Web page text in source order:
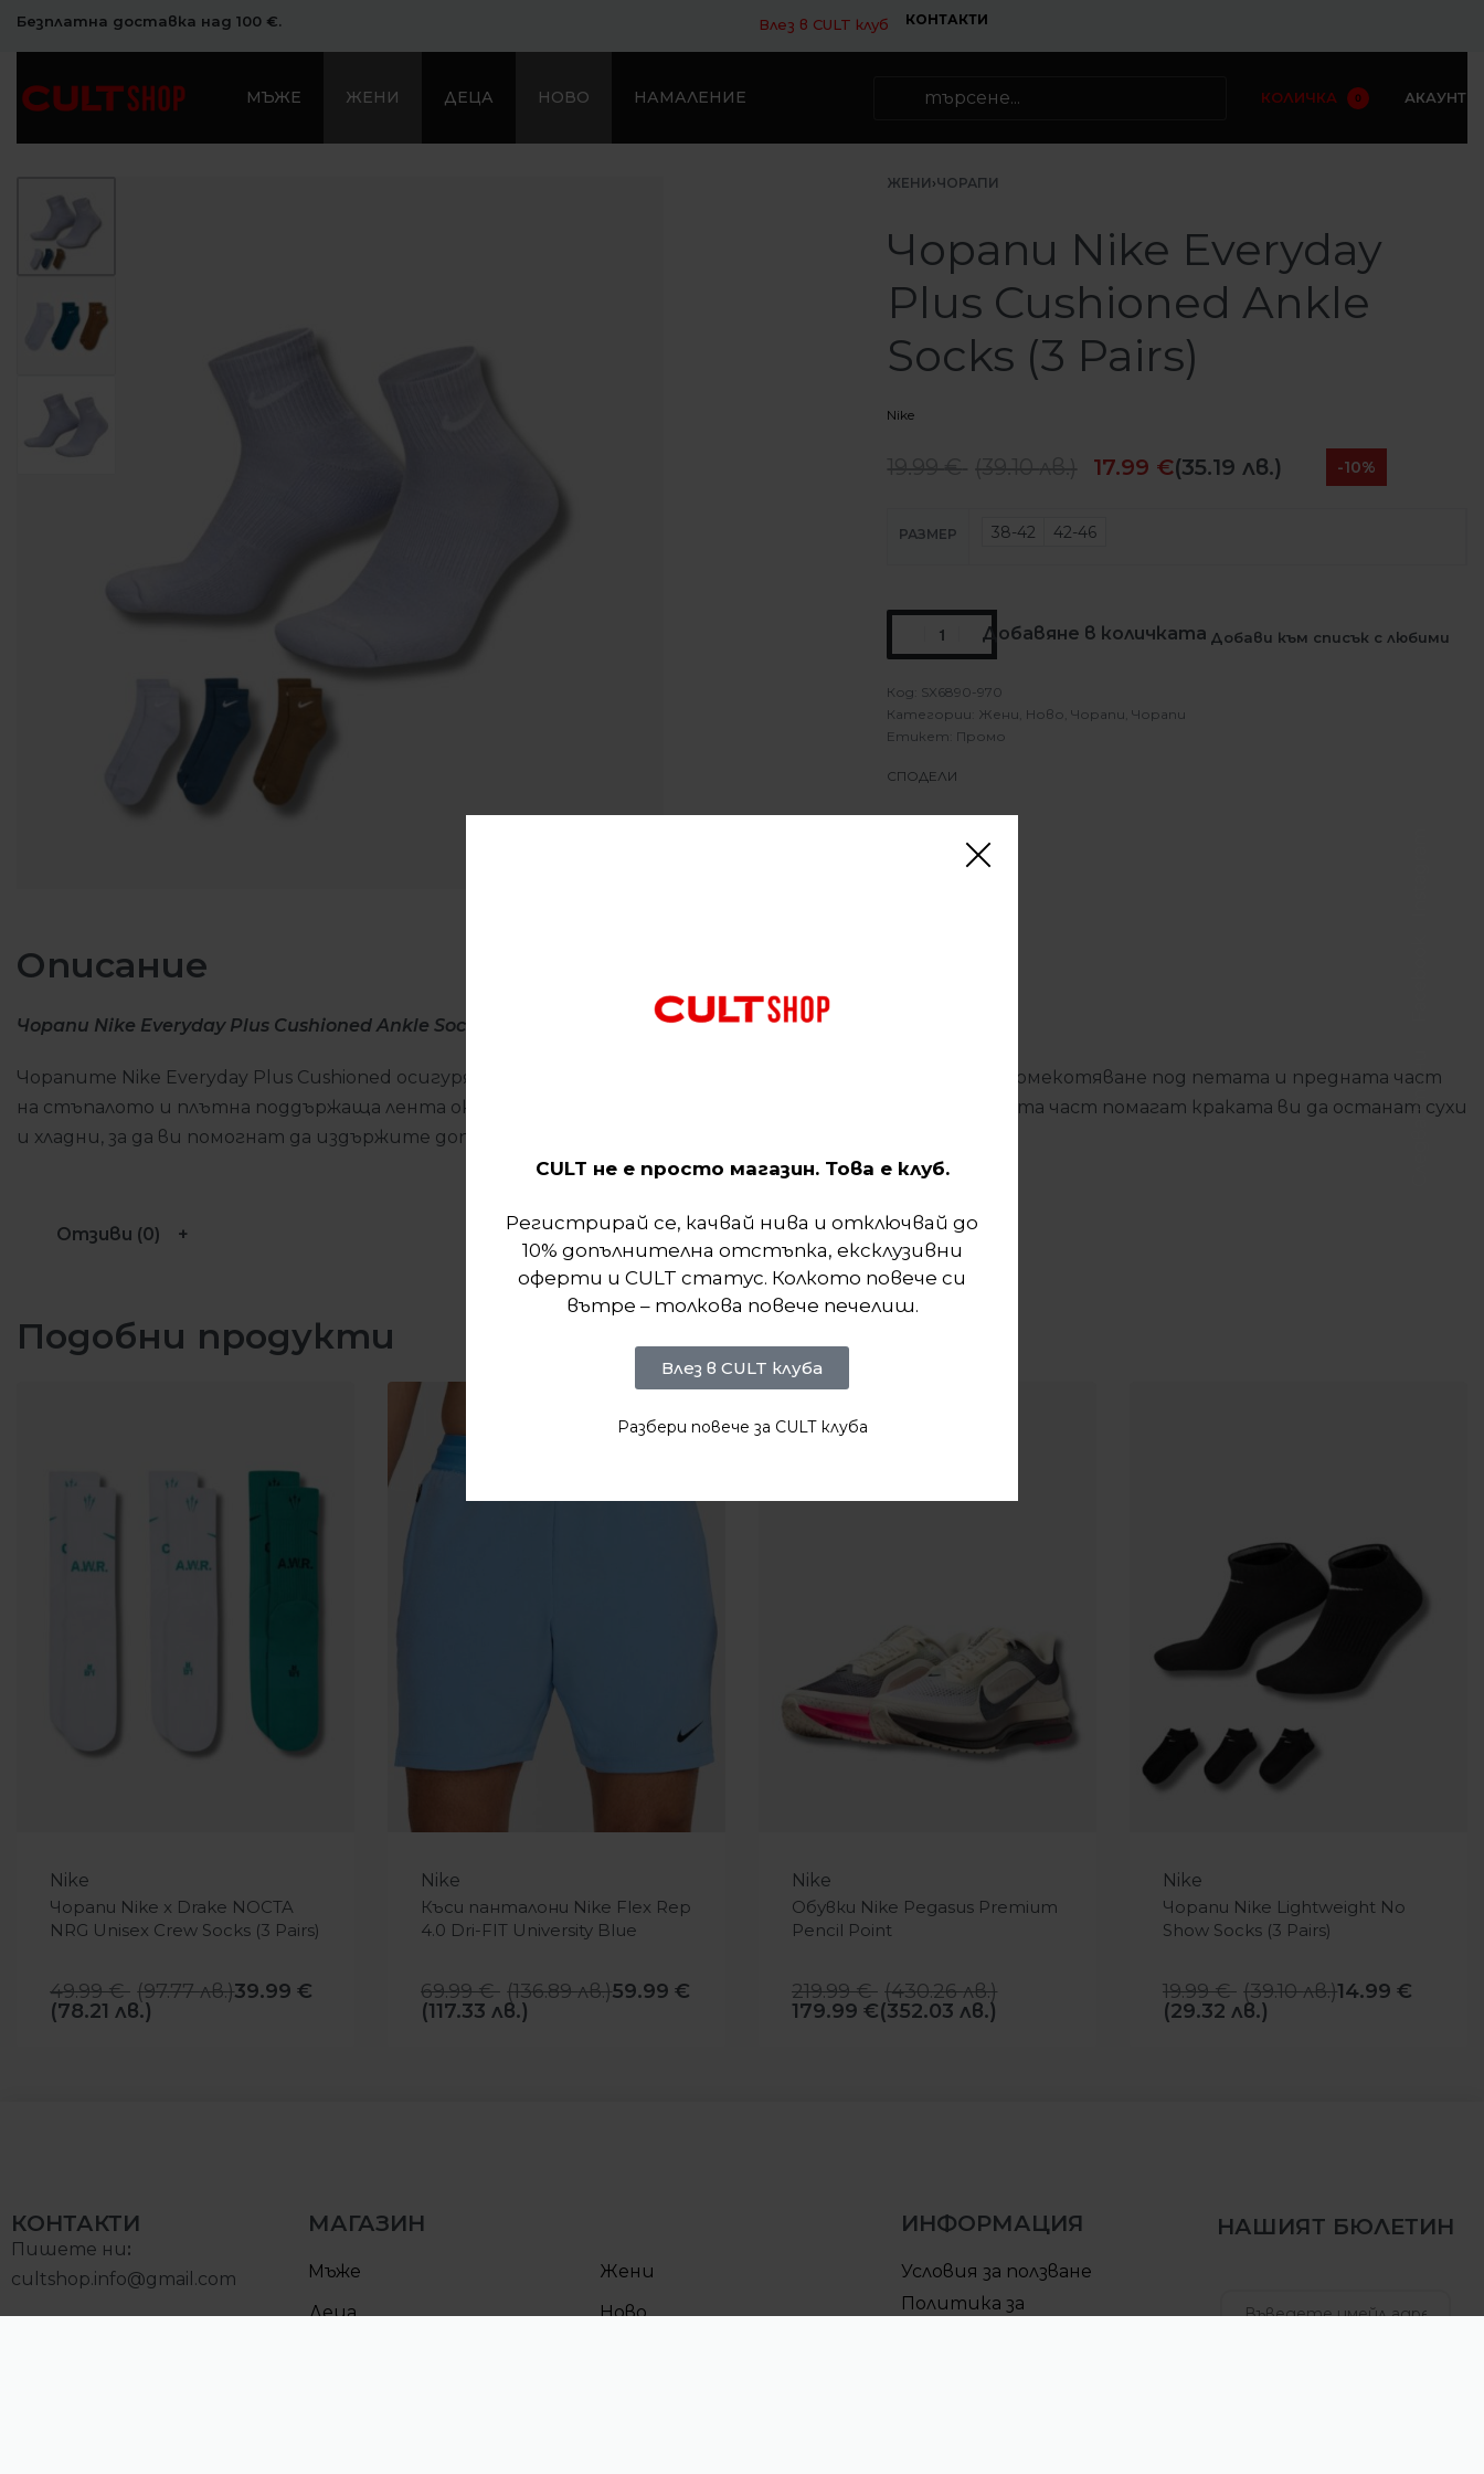
Безплатна доставка над 100 €. Влез в CULT клуб КОНТАКТИ
МЪЖЕ ЖЕНИ ДЕЦА НОВО НАМАЛЕНИЕ КОЛИЧКА 0 АКАУНТ
ЖЕНИ ›ЧОРАПИ
Чорапи Nike Everyday
Plus Cushioned Ankle
Socks (3 Pairs)
Nike
17.99 €(35.19 лв.) -10%
РАЗМЕР 38-42 42-46
Добавяне в количката Добави към списък с любими
SX6890-970
Категории: Жени Ново ,Чорапи ,Чорапи
Етикет: Промо
СПОДЕЛИ
Описание
Чорапи Nike Everyday Plus Cushioned Ankle Socks (3 Pairs)
Чорапите Nike Everyday Plus Cushioned осигуряват комфорт по време на тренировка. Допълнително омекотяване под петата и предната част
на стъпалото и плътна поддържаща лента около свода. Отвеждането на потта и дишането в горната част помагат краката ви да останат сухи
и хладни, за да ви помогнат да издържите допълнителните тренировки.
Отзиви (0)
Подобни продукти
Nike
Чорапи Nike x Drake NOCTA
NRG Unisex Crew Socks (3 Pairs)
49.99€ (97.77лв.)39.99€
(78.21 лв.)
Nike
Къси панталони Nike Flex Rep
4.0 Dri-FIT University Blue
69.99€ (136.89лв.)59.99€
(117.33 лв.)
Nike
Обувки Nike Pegasus Premium
Pencil Point
219.99€ (430.26лв.)
179.99 €(352.03 лв.)
Nike
Чорапи Nike Lightweight No
Show Socks (3 Pairs)
19.99€ (39.10лв.)14.99€
(29.32 лв.)
КОНТАКТИ
Пишете ни:
cultshop.info@gmail.com
МАГАЗИН
Мъже
Жени
Деца
Ново
ИНФОРМАЦИЯ
Условия за ползване
Политика за
НАШИЯТ БЮЛЕТИН
Следвайте ни
CULT не е просто магазин. Това е клуб.
Регистрирай се, качвай нива и отключвай до
10% допълнителна отстъпка, ексклузивни
оферти и CULT статус. Колкото повече си
вътре – толкова повече печелиш.
Влез в CULT клуба
Разбери повече за CULT клуба